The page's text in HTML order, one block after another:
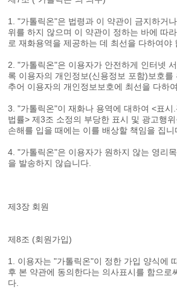
1. "가톨릭온"은 법령과 이 약관이 금지하거
위를 하지 않으며 이 약관이 정하는 바에 따
로 재화용역을 제공하는 데 최선을 다하여야
2. "가톨릭온"은 이용자가 안전하게 인터넷
록 이용자의 개인정보(신용정보 포함)보호
추어 이용자의 개인정보보호에 최선을 다하
3. "가톨릭온"이 재화나 용역에 대하여 <표시
법률> 제3조 소정의 부당한 표시 및 광고행
손해를 입을 때에는 이를 배상할 책임을 집니
4. "가톨릭온"은 이용자가 원하지 않는 영리
을 발송하지 않습니다.
제3장 회원
제8조 (회원가입)
1. 이용자는 "가톨릭온"이 정한 가입 양식에
후 본 약관에 동의한다는 의사표시를 함으로
다.